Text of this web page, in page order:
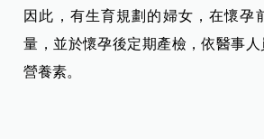
因此，有生育規劃的婦女，在懷孕
量，並於懷孕後定期產檢，依醫事
營養素。